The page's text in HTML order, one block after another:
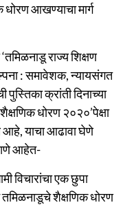
आखण्याचा मार्ग
राज्य शिक्षण
: समावेशक, न्यायसंगत
पुस्तिका क्रांती दिनाच्या
धोरण २०२०’पेक्षा
याचा आढावा घेणे
आहेत-
विचारांचा एक छुपा
शैक्षणिक धोरण